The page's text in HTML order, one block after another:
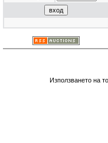
Използването на